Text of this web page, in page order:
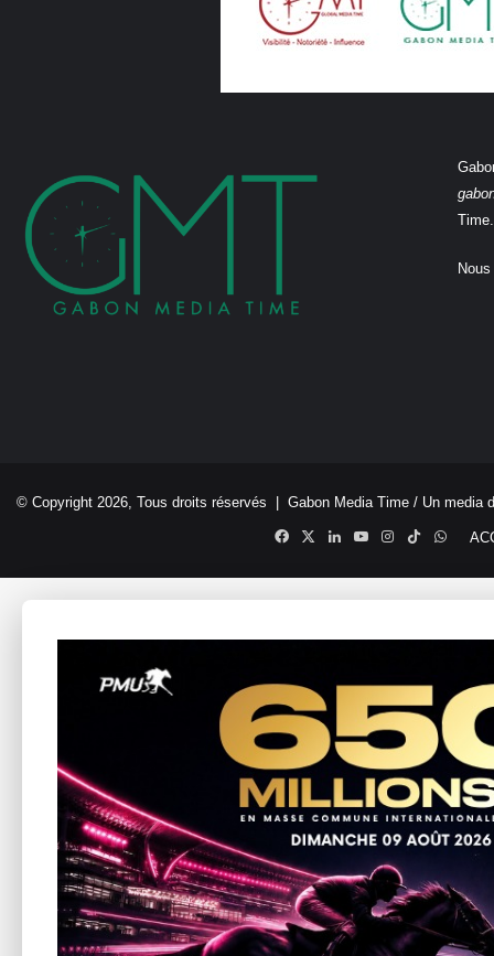
Time.
© Copyright 2026, Tous droits réservés | Gabon Media Time / Un media
Facebook
X LinkedinYouTubeInstagram
TikTok